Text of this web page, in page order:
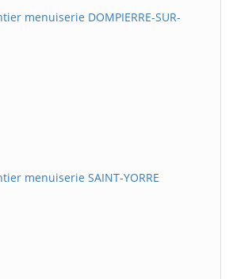
menuiserie DOMPIERRE-SUR-
menuiserie SAINT-YORRE